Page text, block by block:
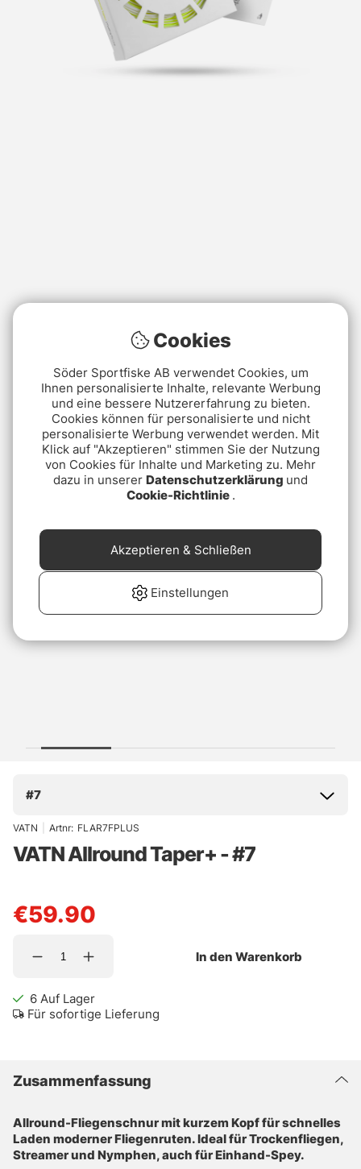
#7
VATN Artnr: FLAR7FPLUS
VATN Allround Taper+ - #7
€59.90
In den Warenkorb
6 Auf Lager
Für sofortige Lieferung
Zusammenfassung
Allround-Fliegenschnur mit kurzem Kopf für schnelles
Laden moderner Fliegenruten. Ideal für Trockenfliegen,
Streamer und Nymphen, auch für Einhand-Spey.
Cookies
Söder Sportfiske AB verwendet Cookies, um
Ihnen personalisierte Inhalte, relevante Werbung
und eine bessere Nutzererfahrung zu bieten.
Cookies können für personalisierte und nicht
personalisierte Werbung verwendet werden. Mit
Klick auf "Akzeptieren" stimmen Sie der Nutzung
von Cookies für Inhalte und Marketing zu. Mehr
dazu in unserer Datenschutzerklärung und
Cookie-Richtlinie .
Einstellungen
Akzeptieren & Schließen